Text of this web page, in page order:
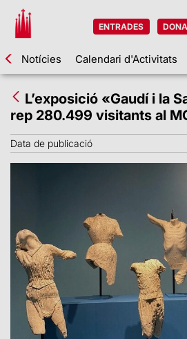
ENTRADES
Notícies Calendari d'Activitats
L’exposició «Gaudí i la
rep 280.499 visitants al
Data de publicació